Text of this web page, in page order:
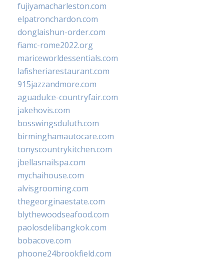
fujiyamacharleston.com
elpatronchardon.com
donglaishun-order.com
fiamc-rome2022.org
mariceworldessentials.com
lafisheriarestaurant.com
915jazzandmore.com
aguadulce-countryfair.com
jakehovis.com
bosswingsduluth.com
birminghamautocare.com
tonyscountrykitchen.com
jbellasnailspa.com
mychaihouse.com
alvisgrooming.com
thegeorginaestate.com
blythewoodseafood.com
paolosdelibangkok.com
bobacove.com
phoone24brookfield.com